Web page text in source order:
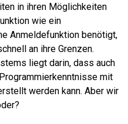
in ihren Möglichkeiten
wie ein
Anmeldefunktion benötigt,
an ihre Grenzen.
liegt darin, dass auch
mit
werden kann. Aber wir